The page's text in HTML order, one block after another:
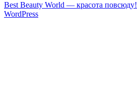
Best Beauty World — красота повсюду!
WordPress